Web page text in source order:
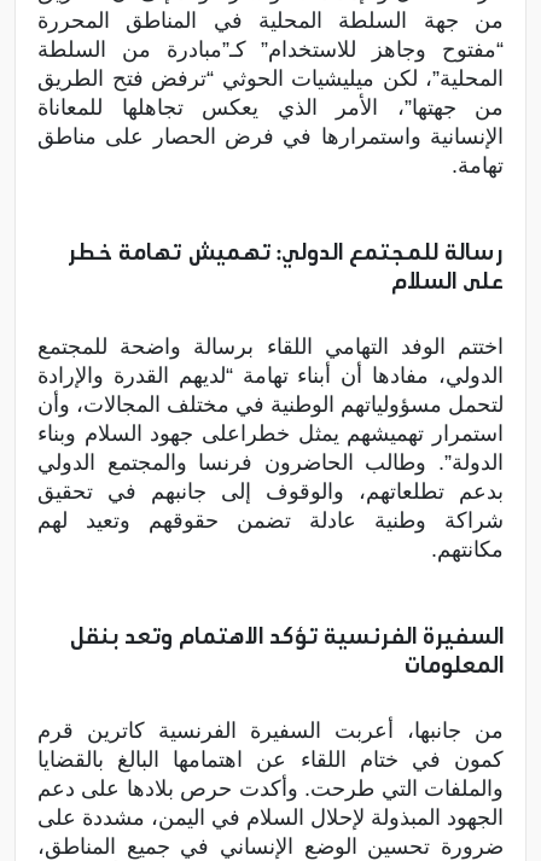
من جهة السلطة المحلية في المناطق المحررة
“مفتوح وجاهز للاستخدام” كـ”مبادرة من السلطة
المحلية”، لكن ميليشيات الحوثي “ترفض فتح الطريق
من جهتها”، الأمر الذي يعكس تجاهلها للمعاناة
الإنسانية واستمرارها في فرض الحصار على مناطق
تهامة.
رسالة للمجتمع الدولي: تهميش تهامة خطر
على السلام
اختتم الوفد التهامي اللقاء برسالة واضحة للمجتمع
الدولي، مفادها أن أبناء تهامة “لديهم القدرة والإرادة
لتحمل مسؤولياتهم الوطنية في مختلف المجالات، وأن
استمرار تهميشهم يمثل خطراعلى جهود السلام وبناء
الدولة”. وطالب الحاضرون فرنسا والمجتمع الدولي
بدعم تطلعاتهم، والوقوف إلى جانبهم في تحقيق
شراكة وطنية عادلة تضمن حقوقهم وتعيد لهم
مكانتهم.
السفيرة الفرنسية تؤكد الاهتمام وتعد بنقل
المعلومات
من جانبها، أعربت السفيرة الفرنسية كاترين قرم
كمون في ختام اللقاء عن اهتمامها البالغ بالقضايا
والملفات التي طرحت. وأكدت حرص بلادها على دعم
الجهود المبذولة لإحلال السلام في اليمن، مشددة على
ضرورة تحسين الوضع الإنساني في جميع المناطق،